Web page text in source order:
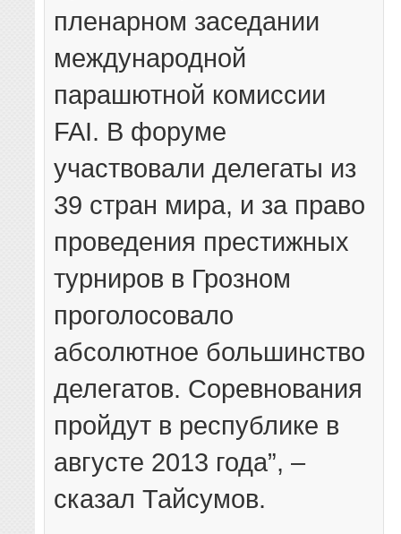
пленарном заседании
международной
парашютной комиссии
FAI. В форуме
участвовали делегаты из
39 стран мира, и за право
проведения престижных
турниров в Грозном
проголосовало
абсолютное большинство
делегатов. Соревнования
пройдут в республике в
августе 2013 года”, –
сказал Тайсумов.